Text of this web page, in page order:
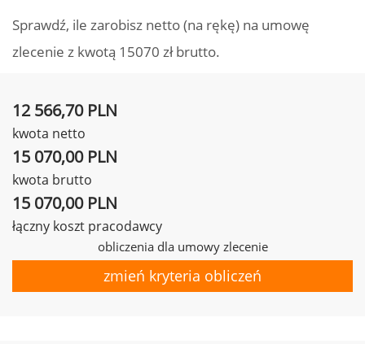
Sprawdź, ile zarobisz netto (na rękę) na umowę
zlecenie z kwotą 15070 zł brutto.
12 566,70 PLN
kwota netto
15 070,00 PLN
kwota brutto
15 070,00 PLN
łączny koszt pracodawcy
obliczenia dla umowy zlecenie
zmień kryteria obliczeń